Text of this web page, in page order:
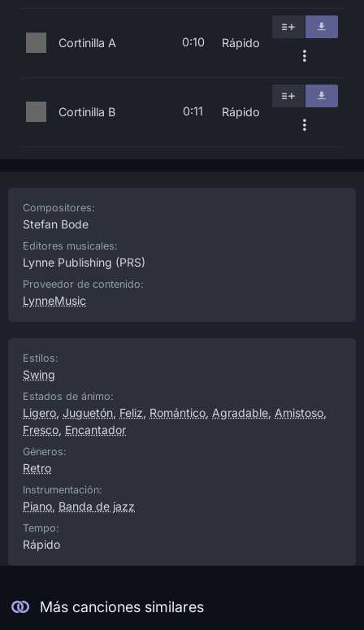
Cortinilla A 0:10 Rápido
Cortinilla B 0:11 Rápido
Compositores:
Stefan Bode
Editores musicales:
Lynne Publishing (PRS)
Proveedor de contenido:
LynneMusic
Estilos:
Swing
Estados de ánimo:
Ligero, Juguetón, Feliz, Romántico, Agradable, Amistoso,
Fresco, Encantador
Géneros:
Retro
Instrumentación:
Piano, Banda de jazz
Tempo:
Rápido
Más canciones similares